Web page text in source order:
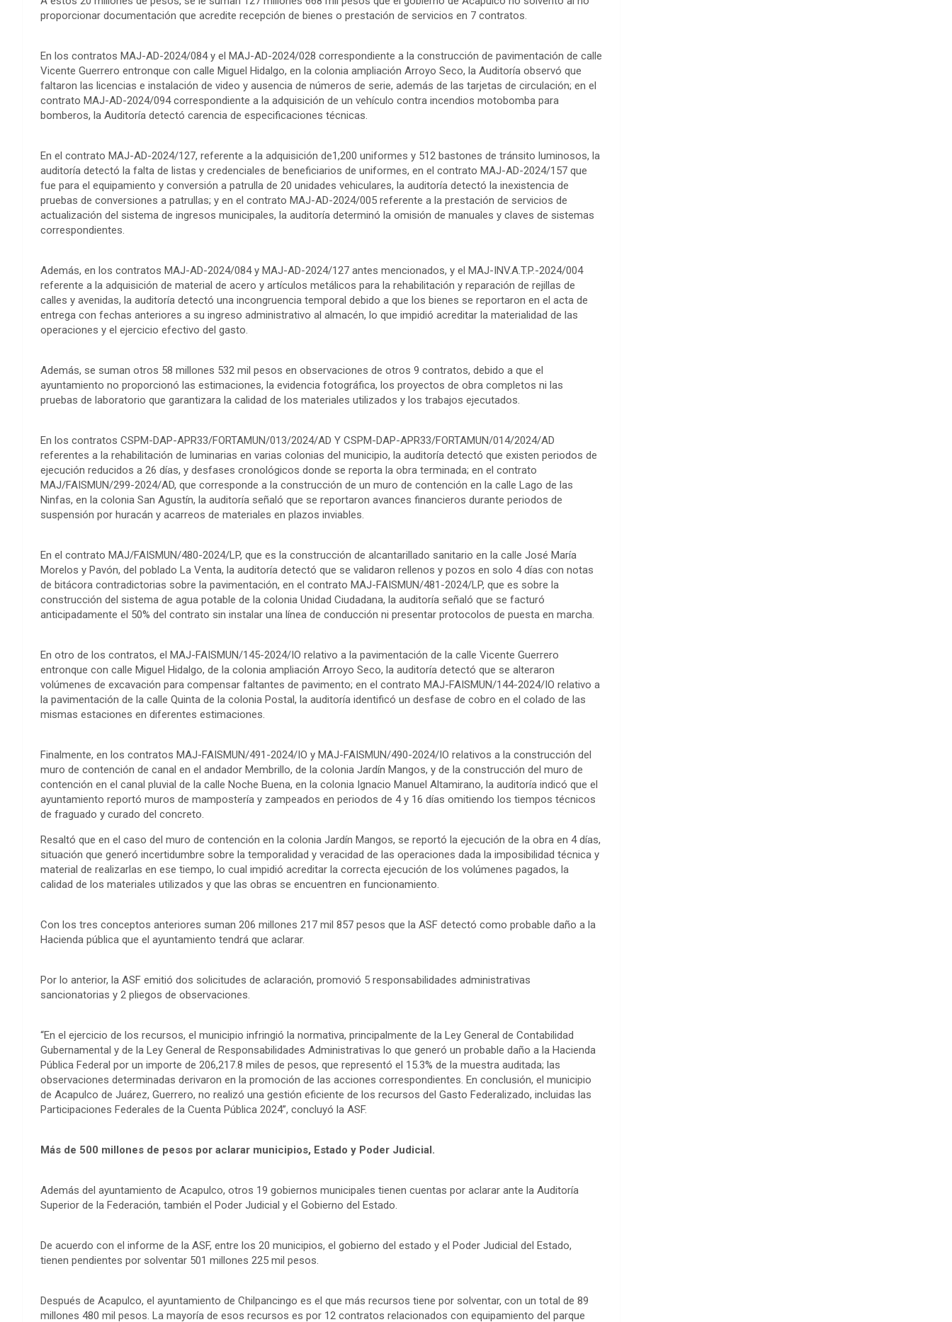
proporcionar documentación que acredite recepción de bienes o prestación de servicios en 7 contratos.
En los contratos MAJ-AD-2024/084 y el MAJ-AD-2024/028 correspondiente a la construcción de pavimentación de calle
Vicente Guerrero entronque con calle Miguel Hidalgo, en la colonia ampliación Arroyo Seco, la Auditoría observó que
faltaron las licencias e instalación de video y ausencia de números de serie, además de las tarjetas de circulación; en el
contrato MAJ-AD-2024/094 correspondiente a la adquisición de un vehículo contra incendios motobomba para
bomberos, la Auditoría detectó carencia de especificaciones técnicas.
En el contrato MAJ-AD-2024/127, referente a la adquisición de1,200 uniformes y 512 bastones de tránsito luminosos, la
auditoría detectó la falta de listas y credenciales de beneficiarios de uniformes, en el contrato MAJ-AD-2024/157 que
fue para el equipamiento y conversión a patrulla de 20 unidades vehiculares, la auditoría detectó la inexistencia de
pruebas de conversiones a patrullas; y en el contrato MAJ-AD-2024/005 referente a la prestación de servicios de
actualización del sistema de ingresos municipales, la auditoría determinó la omisión de manuales y claves de sistemas
correspondientes.
Además, en los contratos MAJ-AD-2024/084 y MAJ-AD-2024/127 antes mencionados, y el MAJ-INV.A.T.P.-2024/004
referente a la adquisición de material de acero y artículos metálicos para la rehabilitación y reparación de rejillas de
calles y avenidas, la auditoría detectó una incongruencia temporal debido a que los bienes se reportaron en el acta de
entrega con fechas anteriores a su ingreso administrativo al almacén, lo que impidió acreditar la materialidad de las
operaciones y el ejercicio efectivo del gasto.
Además, se suman otros 58 millones 532 mil pesos en observaciones de otros 9 contratos, debido a que el
ayuntamiento no proporcionó las estimaciones, la evidencia fotográfica, los proyectos de obra completos ni las
pruebas de laboratorio que garantizara la calidad de los materiales utilizados y los trabajos ejecutados.
En los contratos CSPM-DAP-APR33/FORTAMUN/013/2024/AD Y CSPM-DAP-APR33/FORTAMUN/014/2024/AD
referentes a la rehabilitación de luminarias en varias colonias del municipio, la auditoría detectó que existen periodos de
ejecución reducidos a 26 días, y desfases cronológicos donde se reporta la obra terminada; en el contrato
MAJ/FAISMUN/299-2024/AD, que corresponde a la construcción de un muro de contención en la calle Lago de las
Ninfas, en la colonia San Agustín, la auditoría señaló que se reportaron avances financieros durante periodos de
suspensión por huracán y acarreos de materiales en plazos inviables.
En el contrato MAJ/FAISMUN/480-2024/LP, que es la construcción de alcantarillado sanitario en la calle José María
Morelos y Pavón, del poblado La Venta, la auditoría detectó que se validaron rellenos y pozos en solo 4 días con notas
de bitácora contradictorias sobre la pavimentación, en el contrato MAJ-FAISMUN/481-2024/LP, que es sobre la
construcción del sistema de agua potable de la colonia Unidad Ciudadana, la auditoría señaló que se facturó
anticipadamente el 50% del contrato sin instalar una línea de conducción ni presentar protocolos de puesta en marcha.
En otro de los contratos, el MAJ-FAISMUN/145-2024/IO relativo a la pavimentación de la calle Vicente Guerrero
entronque con calle Miguel Hidalgo, de la colonia ampliación Arroyo Seco, la auditoría detectó que se alteraron
volúmenes de excavación para compensar faltantes de pavimento; en el contrato MAJ-FAISMUN/144-2024/IO relativo a
la pavimentación de la calle Quinta de la colonia Postal, la auditoría identificó un desfase de cobro en el colado de las
mismas estaciones en diferentes estimaciones.
Finalmente, en los contratos MAJ-FAISMUN/491-2024/IO y MAJ-FAISMUN/490-2024/IO relativos a la construcción del
muro de contención de canal en el andador Membrillo, de la colonia Jardín Mangos, y de la construcción del muro de
contención en el canal pluvial de la calle Noche Buena, en la colonia Ignacio Manuel Altamirano, la auditoría indicó que el
ayuntamiento reportó muros de mampostería y zampeados en periodos de 4 y 16 días omitiendo los tiempos técnicos
de fraguado y curado del concreto.
Resaltó que en el caso del muro de contención en la colonia Jardín Mangos, se reportó la ejecución de la obra en 4 días,
situación que generó incertidumbre sobre la temporalidad y veracidad de las operaciones dada la imposibilidad técnica y
material de realizarlas en ese tiempo, lo cual impidió acreditar la correcta ejecución de los volúmenes pagados, la
calidad de los materiales utilizados y que las obras se encuentren en funcionamiento.
Con los tres conceptos anteriores suman 206 millones 217 mil 857 pesos que la ASF detectó como probable daño a la
Hacienda pública que el ayuntamiento tendrá que aclarar.
Por lo anterior, la ASF emitió dos solicitudes de aclaración, promovió 5 responsabilidades administrativas
sancionatorias y 2 pliegos de observaciones.
“En el ejercicio de los recursos, el municipio infringió la normativa, principalmente de la Ley General de Contabilidad
Gubernamental y de la Ley General de Responsabilidades Administrativas lo que generó un probable daño a la Hacienda
Pública Federal por un importe de 206,217.8 miles de pesos, que representó el 15.3% de la muestra auditada; las
observaciones determinadas derivaron en la promoción de las acciones correspondientes. En conclusión, el municipio
de Acapulco de Juárez, Guerrero, no realizó una gestión eficiente de los recursos del Gasto Federalizado, incluidas las
Participaciones Federales de la Cuenta Pública 2024”, concluyó la ASF.
Más de 500 millones de pesos por aclarar municipios, Estado y Poder Judicial.
Además del ayuntamiento de Acapulco, otros 19 gobiernos municipales tienen cuentas por aclarar ante la Auditoría
Superior de la Federación, también el Poder Judicial y el Gobierno del Estado.
De acuerdo con el informe de la ASF, entre los 20 municipios, el gobierno del estado y el Poder Judicial del Estado,
tienen pendientes por solventar 501 millones 225 mil pesos.
Después de Acapulco, el ayuntamiento de Chilpancingo es el que más recursos tiene por solventar, con un total de 89
millones 480 mil pesos. La mayoría de esos recursos es por 12 contratos relacionados con equipamiento del parque